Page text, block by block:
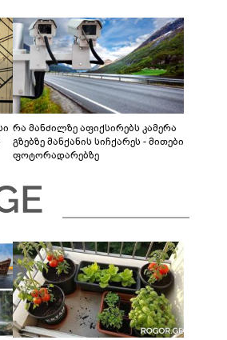
რა მანძილზე აფიქსირებს კამერა
გზებზე მანქანის სიჩქარეს - მითები
ფოტორადარებზე